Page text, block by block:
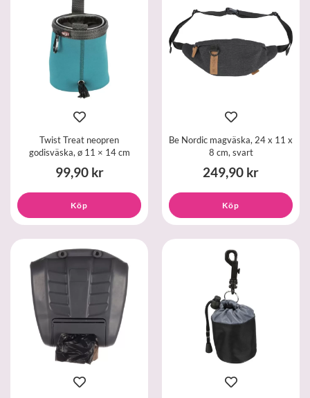
Twist Treat neopren
godisväska, ø 11 × 14 cm
99,90 kr
Köp
Be Nordic magväska, 24 x 11 x
8 cm, svart
249,90 kr
Köp